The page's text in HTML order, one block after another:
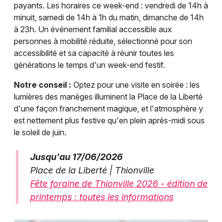
payants. Les horaires ce week-end : vendredi de 14h à
minuit, samedi de 14h à 1h du matin, dimanche de 14h
à 23h. Un événement familial accessible aux
personnes à mobilité réduite, sélectionné pour son
accessibilité et sa capacité à réunir toutes les
générations le temps d'un week-end festif.
Notre conseil : Optez pour une visite en soirée : les
lumières des manèges illuminent la Place de la Liberté
d'une façon franchement magique, et l'atmosphère y
est nettement plus festive qu'en plein après-midi sous
le soleil de juin.
Jusqu'au 17/06/2026
Place de la Liberté | Thionville
Fête foraine de Thionville 2026 - édition de
printemps : toutes les informations